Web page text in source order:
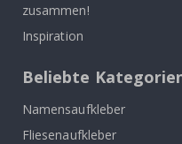
zusammen!
Inspiration
Beliebte
Namensaufkleber
Fliesenaufkleber